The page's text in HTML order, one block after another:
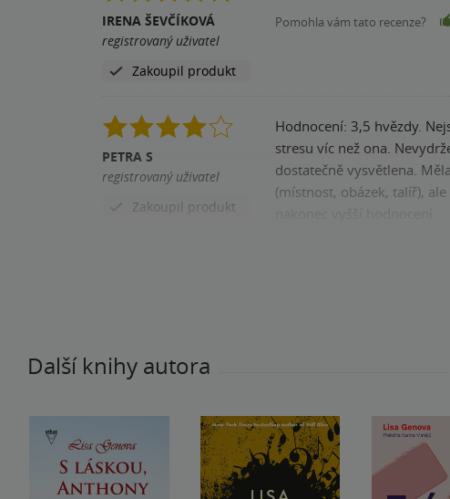
IRENA ŠEVČÍKOVÁ
registrovaný uživatel
Zakoupil produkt
Pomohla vám tato recenze?
PETRA S
registrovaný uživatel
Zakoupil produkt
Hodnocení: 3,5 hvězdy.
stresu víc než ona.
dostatečně vysvětlena.
(místnost, obázek, talíř),
Další knihy autora